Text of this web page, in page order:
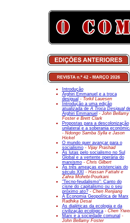
Introdução
Arghiri Emmanuel e a troca
desigual - Torkil Lauesen
Introdução a uma edição
atualizada deA Troca Desigual
Arghiri Emmanuel - John Bellamy
Foster e Brett Clark
Propostas para a descolonização
unilateral e a soberania
- Ndongo Samba Sylla e Jason
Hickel
O mundo quer avançar para o
socialismo- Vijay Prashad
As lutas pelo socialismo no Sul
Global e a vertente operária do
marxismo- Chris Gilbert
As três ameaças existenciais do
século XXI - Hassan Fattahi e
Zahra Mohebi-Pourkani
"Tecno-feudalismo": Canto do
cisne do capitalismo ou o seu
próximo ato? - Chen Renjiang
A Economia Geopolítica de Marx
Radhika Desai
As dialéticas da ecologia e da
civilização ecológica - Chen
Marx e a sociedade comunal -
John Bellamy Foster